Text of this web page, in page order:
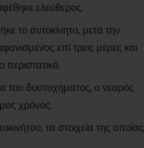
ελεύθερος.
το αυτοκίνητο, μετά την
επί τρεις μέρες και
του δυστυχήματος, ο νεαρός
χρόνος.
τα στοιχεία της οποίας